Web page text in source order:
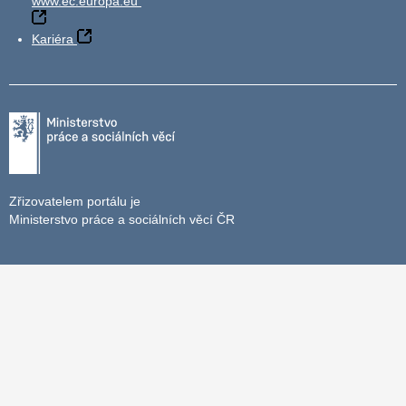
Kariéra
Zřizovatelem portálu je
Ministerstvo práce a sociálních věcí ČR